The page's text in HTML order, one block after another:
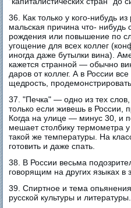
36. Как только у кого-нибудь
мальская причина что- нибудь
рождения или повышение по
угощение для всех коллег
иногда даже бутылки вина).
кажется странной — обычно
даров от коллег. А в России
щедрость,
37. "Печка" — одно из тех
только если живешь в России,
Когда на улице — минус 30, и
мешает столбику термометра
такой же температуры. На
готовить и даже спать.
38. В России весьма
говорящим на других языках в
39. Спиртное и тема
русской культуры и литературы.